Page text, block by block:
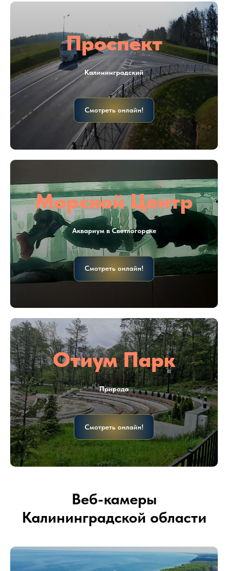
Проспект
Калининградский
Смотреть онлайн!
Морской Центр
Аквариум в Светлогорске
Смотреть онлайн!
Отиум Парк
Природа
Смотреть онлайн!
Веб-камеры
Калининградской области